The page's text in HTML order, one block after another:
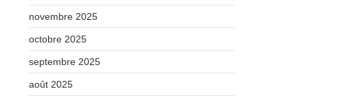
novembre 2025
octobre 2025
septembre 2025
août 2025